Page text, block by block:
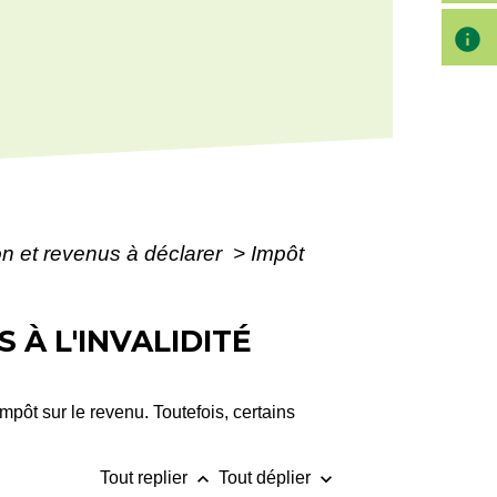
et revenus à déclarer > Impôt
À L'INVALIDITÉ
sur le revenu. Toutefois, certains
Tout replier keyboard_arrow_up Tout déplier keyboard_arrow_down
info